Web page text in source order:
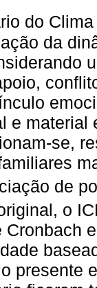
do
da
e
se,
de
o
Cronbach
presente